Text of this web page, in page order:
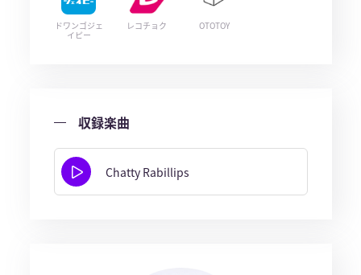
ドワンゴジェ
イピー
レコチョク OTOTOY
収録楽曲
Chatty Rabillips